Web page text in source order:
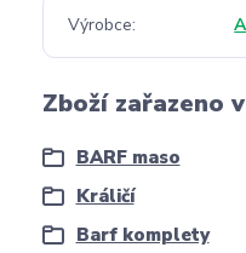
Výrobce
Zboží zařazeno
BARF maso
Králičí
Barf komplety